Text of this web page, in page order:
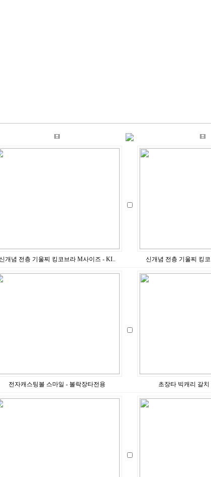
개념 전층 기울찌 킹코브라 M사이즈 - KI.. 신개념 전층 기울찌 킹
전자캐스팅볼 스마일 - 볼락장타전용 초장타 빅캐리 갈